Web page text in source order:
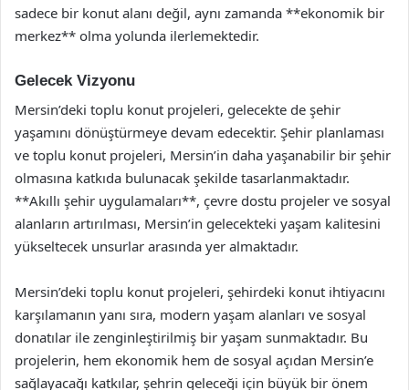
sadece bir konut alanı değil, aynı zamanda **ekonomik bir
merkez** olma yolunda ilerlemektedir.
Gelecek Vizyonu
Mersin’deki toplu konut projeleri, gelecekte de şehir
yaşamını dönüştürmeye devam edecektir. Şehir planlaması
ve toplu konut projeleri, Mersin’in daha yaşanabilir bir şehir
olmasına katkıda bulunacak şekilde tasarlanmaktadır.
**Akıllı şehir uygulamaları**, çevre dostu projeler ve sosyal
alanların artırılması, Mersin’in gelecekteki yaşam kalitesini
yükseltecek unsurlar arasında yer almaktadır.
Mersin’deki toplu konut projeleri, şehirdeki konut ihtiyacını
karşılamanın yanı sıra, modern yaşam alanları ve sosyal
donatılar ile zenginleştirilmiş bir yaşam sunmaktadır. Bu
projelerin, hem ekonomik hem de sosyal açıdan Mersin’e
sağlayacağı katkılar, şehrin geleceği için büyük bir önem